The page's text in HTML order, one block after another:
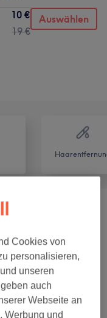
10 €
19 €
Auswählen
ab 39 €
(3 ) ab 12 €
ab 44 €
Cookies von
personalisieren,
unseren
auch
Webseite an
Werbung und